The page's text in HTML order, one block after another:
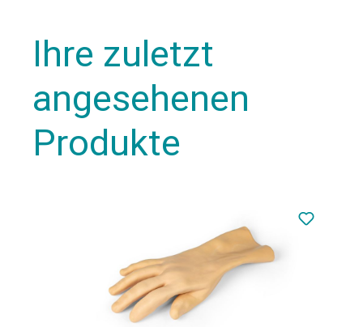
Ihre zuletzt
angesehenen
Produkte